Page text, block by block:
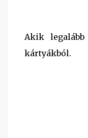
Akik
kártyákból.